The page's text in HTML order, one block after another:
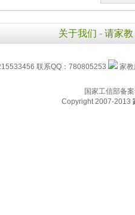
关于我们 - 请家教
联系QQ：780805253 家
国家工信部备
Copyright 2007-2013